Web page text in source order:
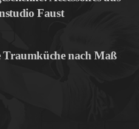
Faust
Traumküche nach Maß